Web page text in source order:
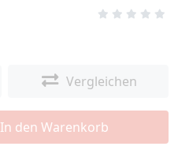
Vergleichen
In den Warenkorb